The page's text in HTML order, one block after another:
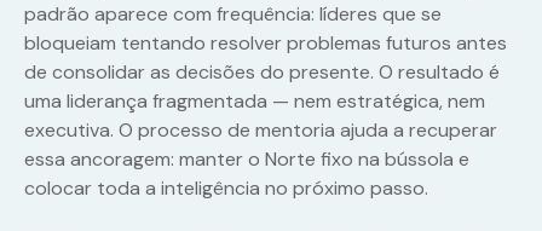
padrão aparece com frequência: líderes que se
bloqueiam tentando resolver problemas futuros antes
de consolidar as decisões do presente. O resultado é
uma liderança fragmentada — nem estratégica, nem
executiva. O processo de mentoria ajuda a recuperar
essa ancoragem: manter o Norte fixo na bússola e
colocar toda a inteligência no próximo passo.